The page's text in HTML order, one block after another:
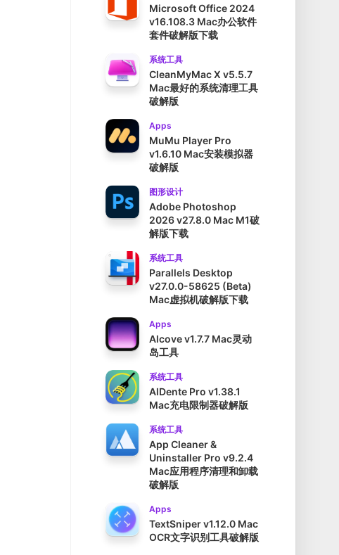
Microsoft Office 2024
v16.108.3 Mac办公软件
套件破解版下载
系统工具
CleanMyMac X v5.5.7
Mac最好的系统清理工具
破解版
Apps
MuMu Player Pro
v1.6.10 Mac安装模拟器
破解版
图形设计
Adobe Photoshop
2026 v27.8.0 Mac M1破
解版下载
系统工具
Parallels Desktop
v27.0.0-58625 (Beta)
Mac虚拟机破解版下载
Apps
Alcove v1.7.7 Mac灵动
岛工具
系统工具
AlDente Pro v1.38.1
Mac充电限制器破解版
系统工具
App Cleaner &
Uninstaller Pro v9.2.4
Mac应用程序清理和卸载
破解版
Apps
TextSniper v1.12.0 Mac
OCR文字识别工具破解版